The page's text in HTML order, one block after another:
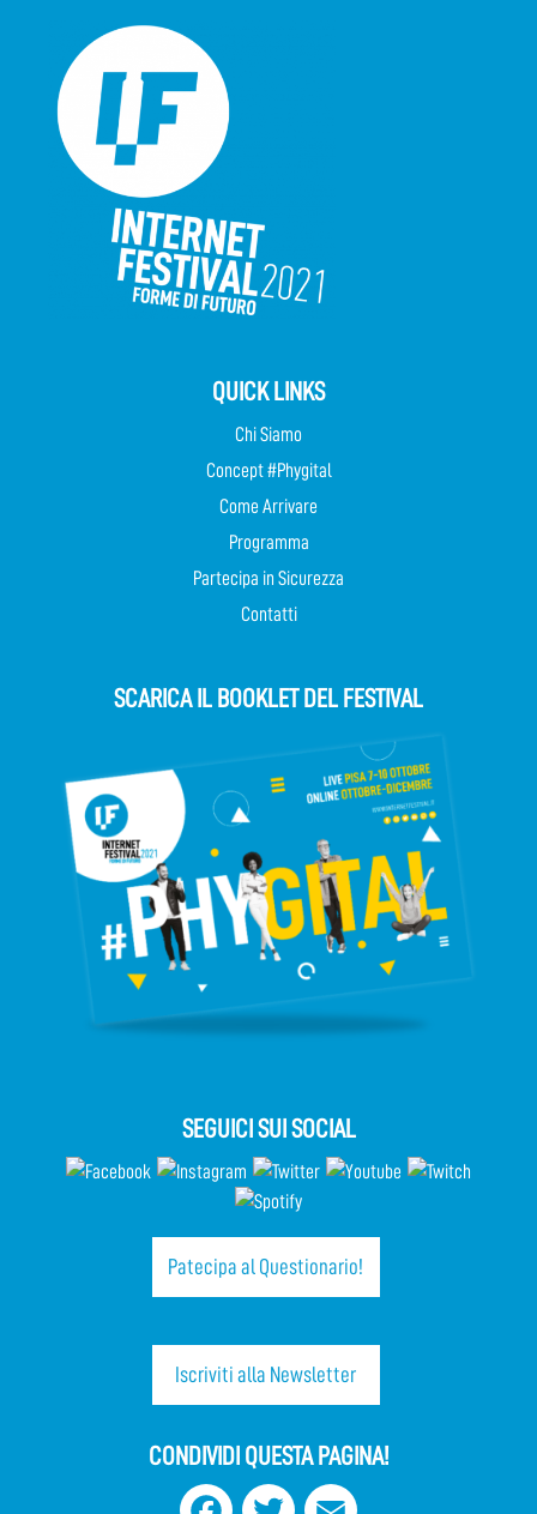
QUICK LINKS
Chi Siamo
Concept #Phygital
Come Arrivare
Programma
Partecipa in Sicurezza
Contatti
SCARICA IL BOOKLET DEL FESTIVAL
SEGUICI SUI SOCIAL
Patecipa al Questionario!
Iscriviti alla Newsletter
CONDIVIDI QUESTA PAGINA!
Facebook Twitter